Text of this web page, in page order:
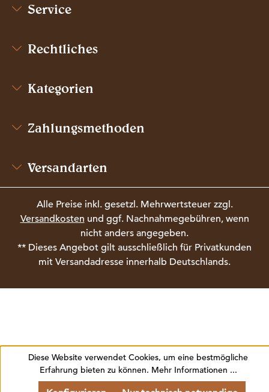
Service
Rechtliches
Kategorien
Zahlungsmethoden
Versandarten
Alle Preise inkl. gesetzl. Mehrwertsteuer zzgl.
Versandkosten und ggf. Nachnahmegebühren, wenn
nicht anders angegeben.
** Dieses Angebot gilt ausschließlich für Privatkunden
mit Versandadresse innerhalb Deutschlands.
Diese Website verwendet Cookies, um eine bestmögliche
Erfahrung bieten zu können. Mehr Informationen ...